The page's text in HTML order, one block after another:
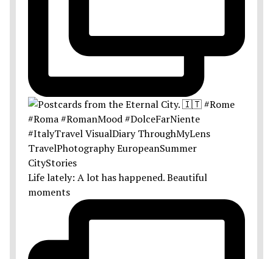
Life lately: A lot has happened. Beautiful
moments